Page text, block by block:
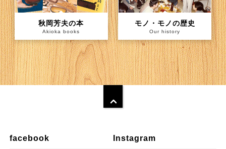
秋岡芳夫の本
Akioka books
モノ・モノの歴史
Our history
facebook Instagram